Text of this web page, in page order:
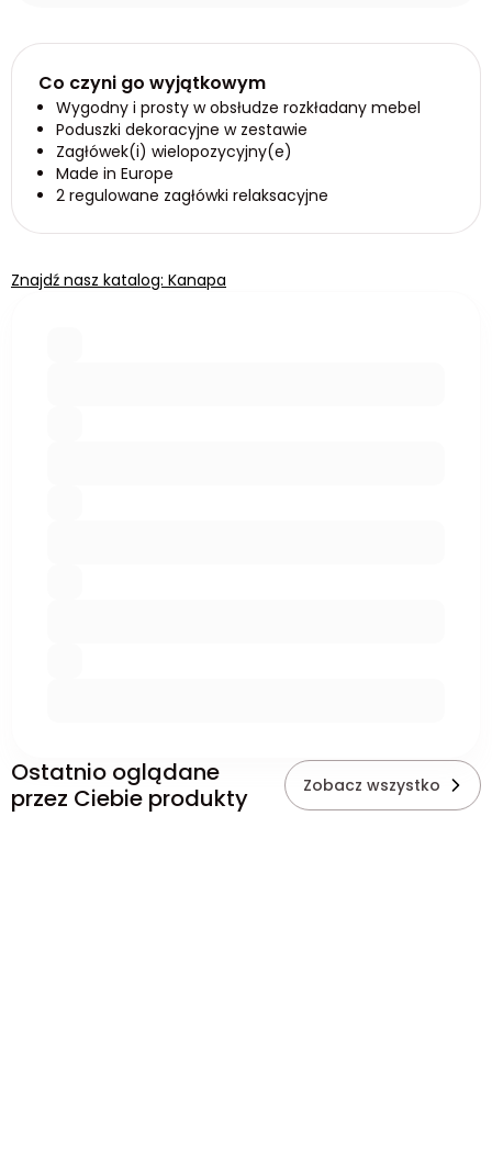
Co czyni go wyjątkowym
Wygodny i prosty w obsłudze rozkładany mebel
Poduszki dekoracyjne w zestawie
Zagłówek(i) wielopozycyjny(e)
Made in Europe
2 regulowane zagłówki relaksacyjne
Znajdź nasz katalog: Kanapa
Ostatnio oglądane
przez Ciebie produkty
Zobacz wszystko